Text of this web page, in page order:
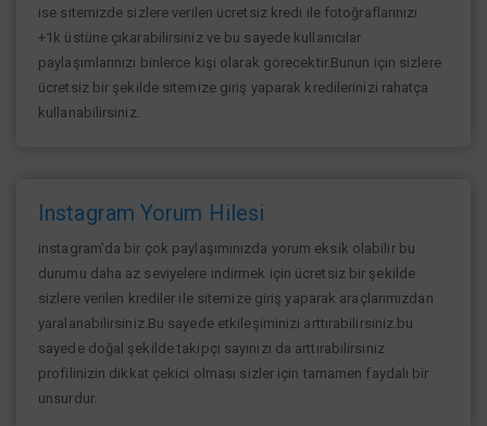
ise sitemizde sizlere verilen ücretsiz kredi ile fotoğraflarınızı
+1k üstüne çıkarabilirsiniz ve bu sayede kullanıcılar
paylaşımlarınızı binlerce kişi olarak görecektir.Bunun için sizlere
ücretsiz bir şekilde sitemize giriş yaparak kredilerinizi rahatça
kullanabilirsiniz.
Instagram Yorum Hilesi
instagram'da bir çok paylaşımınızda yorum eksik olabilir bu
durumu daha az seviyelere indirmek için ücretsiz bir şekilde
sizlere verilen krediler ile sitemize giriş yaparak araçlarımızdan
yaralanabilirsiniz.Bu sayede etkileşiminizi arttırabilirsiniz.bu
sayede doğal şekilde takipçi sayınızı da arttırabilirsiniz
profilinizin dikkat çekici olması sizler için tamamen faydalı bir
unsurdur.